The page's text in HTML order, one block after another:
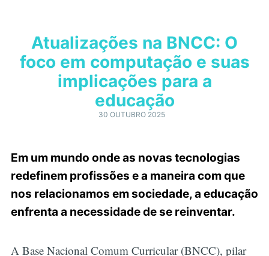
Atualizações na BNCC: O
foco em computação e suas
implicações para a
educação
30 OUTUBRO 2025
Em um mundo onde as novas tecnologias
redefinem profissões e a maneira com que
nos relacionamos em sociedade, a educação
enfrenta a necessidade de se reinventar.
A Base Nacional Comum Curricular (BNCC), pilar